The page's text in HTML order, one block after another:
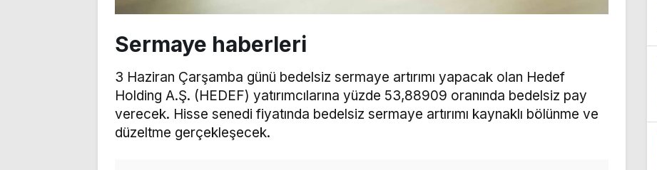
Sermaye haberleri
3 Haziran Çarşamba günü bedelsiz sermaye artırımı yapacak olan Hedef
Holding A.Ş. (HEDEF) yatırımcılarına yüzde 53,88909 oranında bedelsiz pay
verecek. Hisse senedi fiyatında bedelsiz sermaye artırımı kaynaklı bölünme ve
düzeltme gerçekleşecek.